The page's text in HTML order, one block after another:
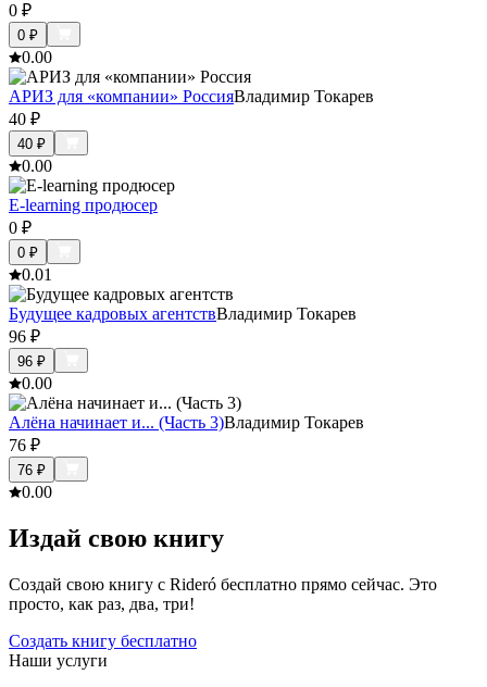
0 ₽
0 ₽
0.00
АРИЗ для «компании» РоссияВладимир Токарев
40 ₽
40 ₽
0.00
E-learning продюсер
0 ₽
0 ₽
0.01
Будущее кадровых агентствВладимир Токарев
96 ₽
96 ₽
0.00
Алёна начинает и... (Часть 3)Владимир Токарев
76 ₽
76 ₽
0.00
Издай свою книгу
Создай свою книгу с Rideró бесплатно прямо сейчас. Это
просто, как раз, два, три!
Создать книгу бесплатно
Наши услуги